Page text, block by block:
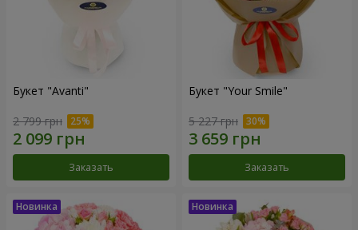
Букет "Avanti"
2 799 грн
Заказать
Букет "Your Smile"
5 227 грн
Заказать